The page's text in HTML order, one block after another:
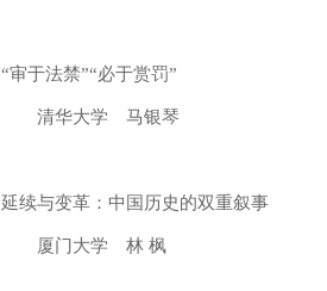
“审于法禁”“必于赏罚”
清华大学 马银琴
延续与变革：中国历史的双重叙事
厦门大学 林 枫